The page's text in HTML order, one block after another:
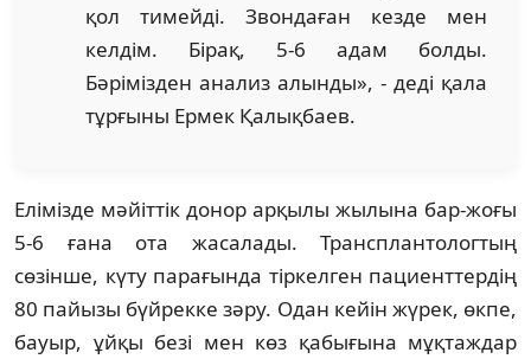
қол тимейді. Звондаған кезде мен
келдім. Бірақ, 5-6 адам болды.
Бәрімізден анализ алынды», - деді қала
тұрғыны Ермек Қалықбаев.
Елімізде мәйіттік донор арқылы жылына бар-жоғы
5-6 ғана ота жасалады. Трансплантологтың
сөзінше, күту парағында тіркелген пациенттердің
80 пайызы бүйрекке зәру. Одан кейін жүрек, өкпе,
бауыр, ұйқы безі мен көз қабығына мұқтаждар